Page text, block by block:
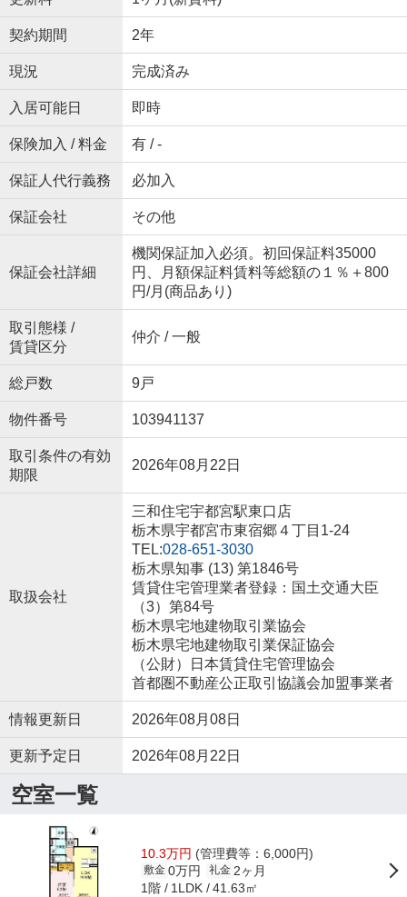
契約期間 2年
現況 完成済み
入居可能日 即時
保険加入 / 料金 有 / -
保証人代行義務 必加入
保証会社 その他
保証会社詳細
機関保証加入必須。初回保証料35000
円、月額保証料賃料等総額の１％＋800
円/月(商品あり)
取引態様 /
賃貸区分
仲介 / 一般
総戸数 9戸
物件番号 103941137
取引条件の有効
期限
2026年08月22日
取扱会社
三和住宅宇都宮駅東口店
栃木県宇都宮市東宿郷４丁目1-24
TEL:028-651-3030
栃木県知事 (13) 第1846号
賃貸住宅管理業者登録：国土交通大臣
（3）第84号
栃木県宅地建物取引業協会
栃木県宅地建物取引業保証協会
（公財）日本賃貸住宅管理協会
首都圏不動産公正取引協議会加盟事業者
情報更新日 2026年08月08日
更新予定日 2026年08月22日
空室一覧
10.3万円 (管理費等：6,000円)
敷金 0万円 礼金 2ヶ月
1階 1LDK 41.63㎡